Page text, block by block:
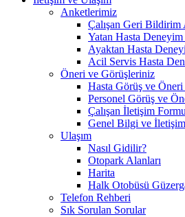
Anketlerimiz
Çalışan Geri Bildirim
Yatan Hasta
Ayaktan Hasta
Acil Servis Hasta
Öneri ve Görüşleriniz
Hasta Görüş ve
Personel Görüş ve
Çalışan İletişim Formu
Genel Bilgi ve
Ulaşım
Nasıl Gidilir?
Otopark Alanları
Harita
Halk Otobüsü
Telefon Rehberi
Sık Sorulan Sorular